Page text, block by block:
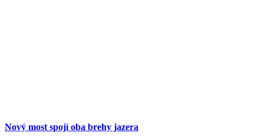
Nový most spojí oba brehy jazera